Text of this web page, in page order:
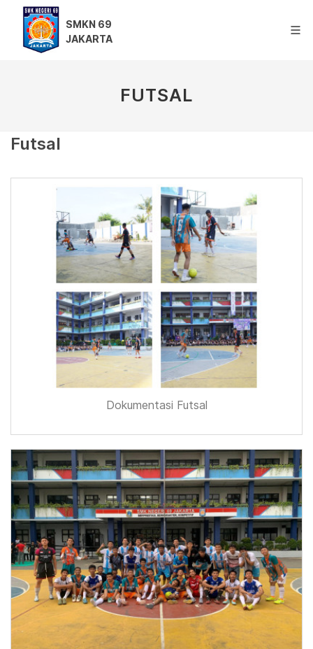
SMKN 69
JAKARTA
FUTSAL
Futsal
Dokumentasi Futsal